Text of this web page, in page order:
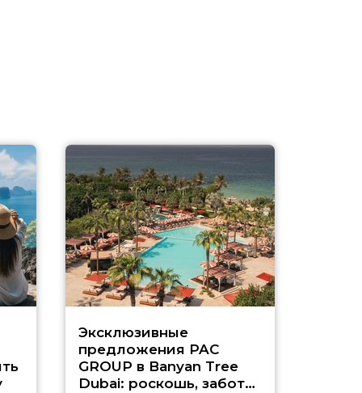
Эксклюзивные
предложения PAC
GROUP в Banyan Tree
Dubai: роскошь, забота